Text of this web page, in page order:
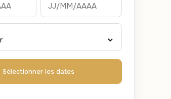
Sélectionner les dates